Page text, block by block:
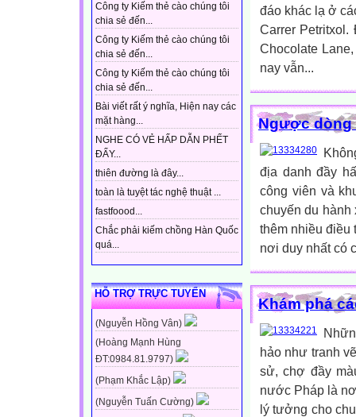
Công ty Kiếm thẻ cào chúng tôi
chia sẻ đến...
Công ty Kiếm thẻ cào chúng tôi
chia sẻ đến...
Công ty Kiếm thẻ cào chúng tôi
chia sẻ đến...
Bài viết rất ý nghĩa, Hiện nay các
mặt hàng...
NGHE CÓ VẺ HẤP DẪN PHẾT
ĐẤY...
thiên đường là đây...
toàn là tuyệt tác nghệ thuật ...
fastfoood...
Chắc phải kiếm chồng Hàn Quốc
quá...
HỖ TRỢ TRỰC TUYẾN
(Nguyễn Hồng Vân)
(Hoàng Mạnh Hùng
ĐT:0984.81.9797)
(Phạm Khắc Lập)
(Nguyễn Tuấn Cường)
đáo khác lạ ở
Carrer
Chocolate
nay vẫn...
Ngược dòng
địa danh đầy
công viên và
chuyến du hành
thêm nhiều điều
nơi duy nhất có
Khám phá
hảo như tranh
sử, chợ đầy
nước Pháp là
lý tưởng cho